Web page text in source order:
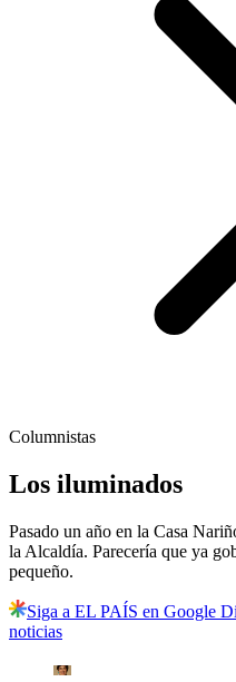
Columnistas
Los iluminados
Pasado un año en la Casa
la Alcaldía. Parecería que ya
pequeño.
Siga a EL PAÍS en Google
noticias